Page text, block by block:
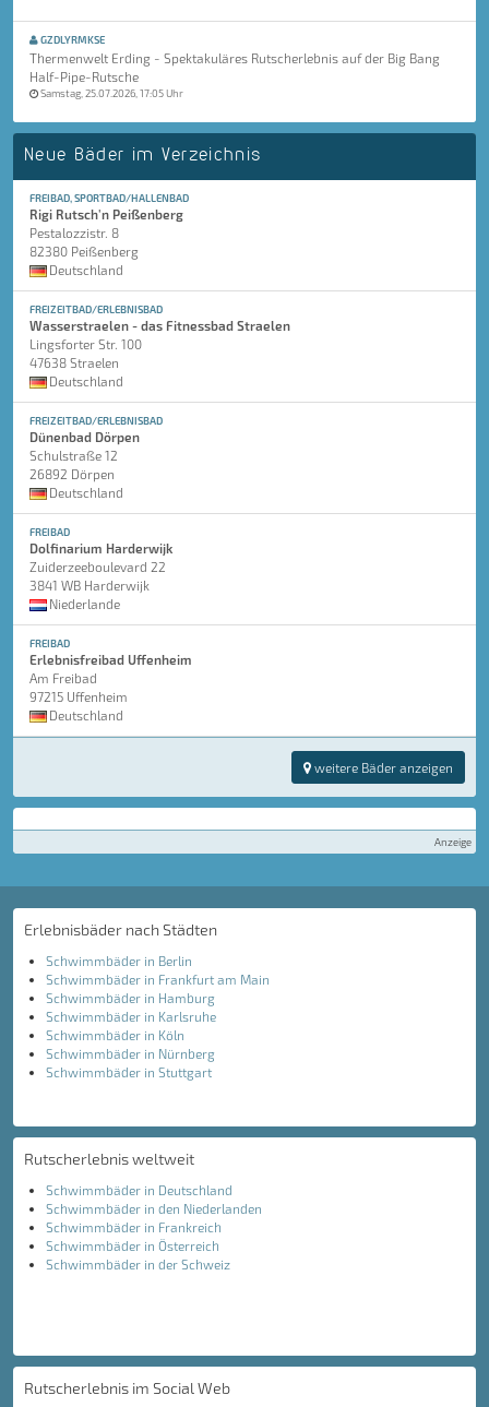
GZDLYRMKSE
Thermenwelt Erding - Spektakuläres Rutscherlebnis auf der Big Bang
Half-Pipe-Rutsche
Samstag, 25.07.2026, 17:05 Uhr
Neue Bäder im Verzeichnis
FREIBAD, SPORTBAD/HALLENBAD
Rigi Rutsch'n Peißenberg
Pestalozzistr. 8
82380 Peißenberg
Deutschland
FREIZEITBAD/ERLEBNISBAD
Wasserstraelen - das Fitnessbad Straelen
Lingsforter Str. 100
47638 Straelen
Deutschland
FREIZEITBAD/ERLEBNISBAD
Dünenbad Dörpen
Schulstraße 12
26892 Dörpen
Deutschland
FREIBAD
Dolfinarium Harderwijk
Zuiderzeeboulevard 22
3841 WB Harderwijk
Niederlande
FREIBAD
Erlebnisfreibad Uffenheim
Am Freibad
97215 Uffenheim
Deutschland
weitere Bäder anzeigen
Anzeige
Erlebnisbäder nach Städten
Schwimmbäder in Berlin
Schwimmbäder in Frankfurt am Main
Schwimmbäder in Hamburg
Schwimmbäder in Karlsruhe
Schwimmbäder in Köln
Schwimmbäder in Nürnberg
Schwimmbäder in Stuttgart
Rutscherlebnis weltweit
Schwimmbäder in Deutschland
Schwimmbäder in den Niederlanden
Schwimmbäder in Frankreich
Schwimmbäder in Österreich
Schwimmbäder in der Schweiz
Rutscherlebnis im Social Web